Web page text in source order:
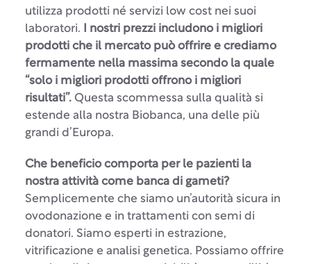
utilizza prodotti né servizi low cost nei suoi
laboratori.
I nostri prezzi includono i migliori
prodotti che il mercato può offrire e crediamo
fermamente nella massima secondo la quale
“solo i migliori prodotti offrono i migliori
risultati”.
estende alla nostra Biobanca, una delle più
grandi d’Europa.
Che beneficio comporta per le pazienti la
nostra attività come banca di gameti?
Semplicemente che siamo un’autorità sicura in
ovodonazione e in trattamenti con semi di
donatori. Siamo esperti in estrazione,
vitrificazione e analisi genetica. Possiamo offrire